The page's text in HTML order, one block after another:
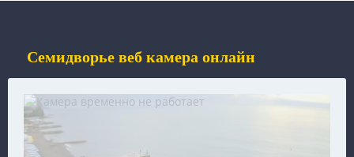
Семидворье веб камера онлайн